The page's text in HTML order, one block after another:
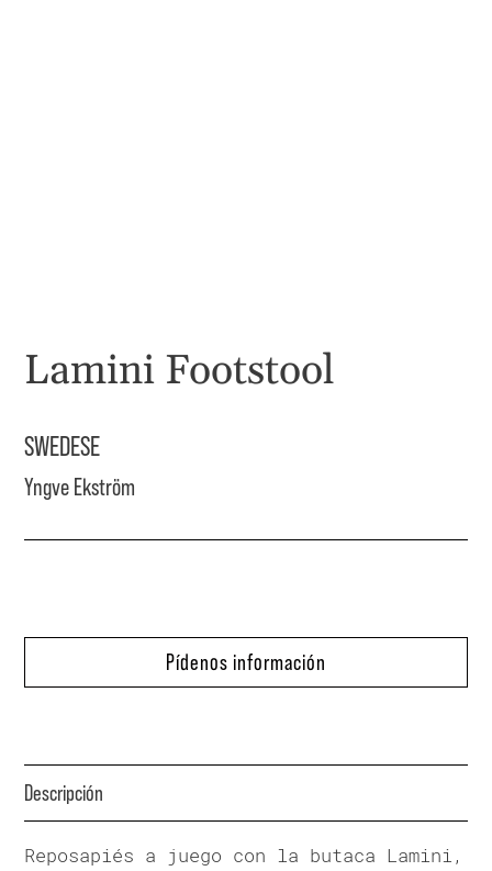
Lamini Footstool
SWEDESE
Yngve Ekström
Pídenos información
Descripción
Reposapiés a juego con la butaca Lamini,